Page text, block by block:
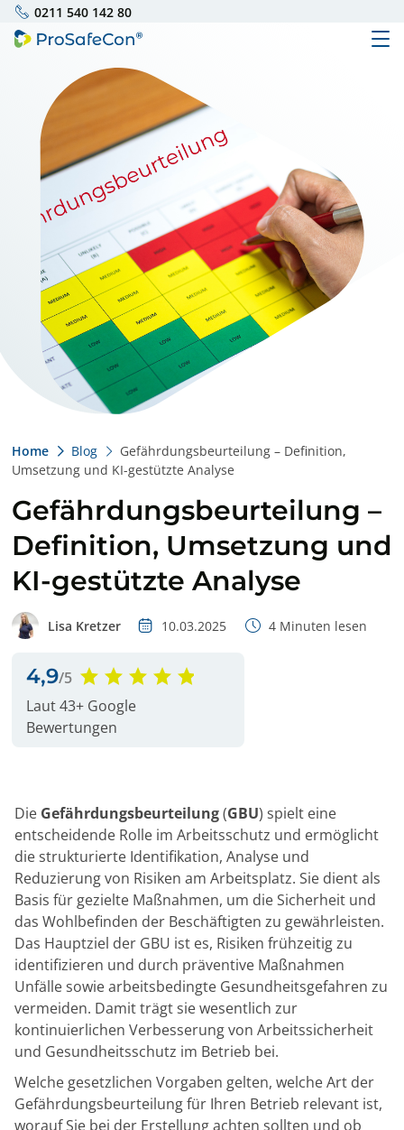
0211 540 142 80
Home Blog
Gefährdungsbeurteilung – Definition,
Umsetzung und KI-gestützte Analyse
Gefährdungsbeurteilung –
Definition, Umsetzung und
KI-gestützte Analyse
Lisa Kretzer 10.03.2025 4 Minuten lesen
4,9/5
Laut 43+ Google
Bewertungen
Die Gefährdungsbeurteilung(GBU) spielt eine
entscheidende Rolle im Arbeitsschutz und ermöglicht
die strukturierte Identifikation, Analyse und
Reduzierung von Risiken am Arbeitsplatz. Sie dient als
Basis für gezielte Maßnahmen, um die Sicherheit und
das Wohlbefinden der Beschäftigten zu gewährleisten.
Das Hauptziel der GBU ist es, Risiken frühzeitig zu
identifizieren und durch präventive Maßnahmen
Unfälle sowie arbeitsbedingte Gesundheitsgefahren zu
vermeiden. Damit trägt sie wesentlich zur
kontinuierlichen Verbesserung von Arbeitssicherheit
und Gesundheitsschutz im Betrieb bei.
Welche gesetzlichen Vorgaben gelten, welche Art der
Gefährdungsbeurteilung für Ihren Betrieb relevant ist,
worauf Sie bei der Erstellung achten sollten und ob